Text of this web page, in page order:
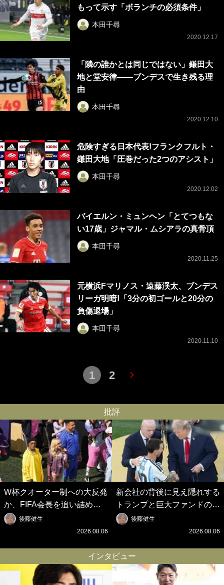
もって示す「ボランチの必須条件」
本田千尋
2020.12.17
「隣の誰かとは同じではない」鎌田大
地と堂安律――ブンデスで生き残る理
由
本田千尋
2020.12.10
危険すぎる日本代表!フランクフルト・
鎌田大地「圧巻だった2つのアシスト」
本田千尋
2020.12.02
バイエルン・ミュンヘン「とてつもな
い17歳」ジャマル・ムシアラの真骨頂
本田千尋
2020.11.25
元横浜Fマリノス・遠藤渓太、ブンデス
リーガ明暗!「3分の初ゴールと20分の
負傷退場」
本田千尋
2020.11.10
1 2
批評
W杯クオーター制への大反発
か、FIFA会長を追い詰めた
｢欧州のボイコット｣と再選の
行方【FIFA3兆円の野望と2
後藤健生
2026.08.06
新会社の背後に見え隠れする
トランプと巨大ファンドの
影、ルールすら歪める｢アメ
リカ式｣【FIFA3兆円の野望
3月の会長選】(2)
後藤健生
2026.08.06
インタビュー